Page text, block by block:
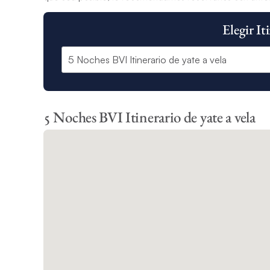
Elegir
5 Noches BVI Itinerario de yate a vela